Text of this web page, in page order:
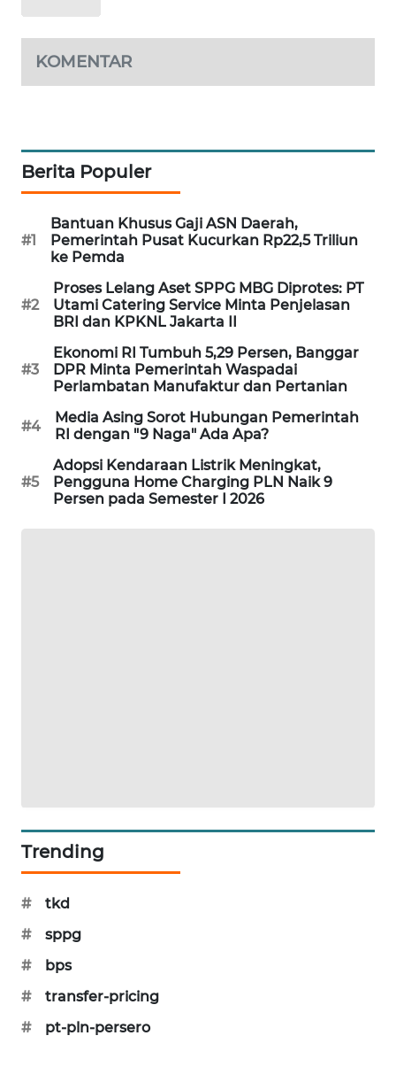
KOMENTAR
Berita Populer
#1
Bantuan Khusus Gaji ASN Daerah,
Pemerintah Pusat Kucurkan Rp22,5 Triliun
ke Pemda
#2
Proses Lelang Aset SPPG MBG Diprotes: PT
Utami Catering Service Minta Penjelasan
BRI dan KPKNL Jakarta II
#3
Ekonomi RI Tumbuh 5,29 Persen, Banggar
DPR Minta Pemerintah Waspadai
Perlambatan Manufaktur dan Pertanian
#4
Media Asing Sorot Hubungan Pemerintah
RI dengan "9 Naga" Ada Apa?
#5
Adopsi Kendaraan Listrik Meningkat,
Pengguna Home Charging PLN Naik 9
Persen pada Semester I 2026
Trending
#
tkd
#
sppg
#
bps
#
transfer-pricing
#
pt-pln-persero
PLN
WATCH
LPKKI
KOPEKLIN
PORTAL
KONSUMEN
FORWAMKI
ALPERKLINAS
FORJASIDA
NEWS
NEWS
METRO
MEDAN
NEWS
METRO
JAKARTA
KRT